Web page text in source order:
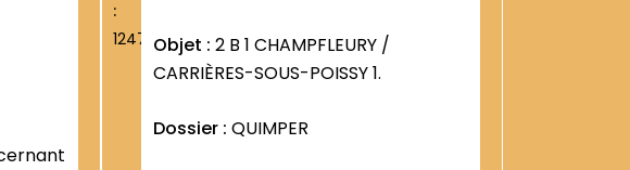
:
1247 Objet : 2 B 1 CHAMPFLEURY /
CARRIÈRES-SOUS-POISSY 1.
Dossier : QUIMPER